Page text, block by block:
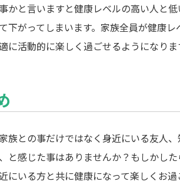
かと言いますと健康レベルの高い人と
下がってしまいます。家族全員が健康
に活動的に楽しく過ごせるようになりま
族との事だけではなく身近にいる友人
と感じた事はありませんか？もしかし
にいる方と共に健康になって楽しくお過